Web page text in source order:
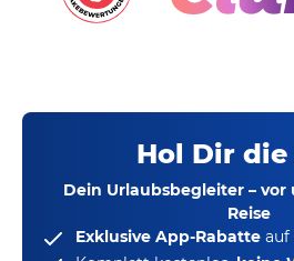
Hol Dir die
Dein Urlaubsbegleiter –
Reise
Exklusive App-Rabatte auf